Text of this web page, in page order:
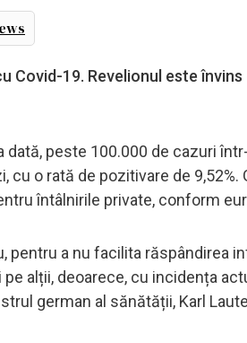
19. Revelionul este învins
dată, peste 100.000 de cazuri
o rată de pozitivare de 9,52%.
întâlnirile private, conform
pentru a nu facilita răspândirea
alții, deoarece, cu incidența
german al sănătății, Karl